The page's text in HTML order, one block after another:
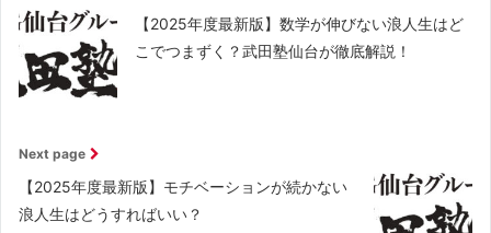
【2025年度最新版】数学が伸びない浪人生はど
こでつまずく？武田塾仙台が徹底解説！
Next page
【2025年度最新版】モチベーションが続かない
浪人生はどうすればいい？